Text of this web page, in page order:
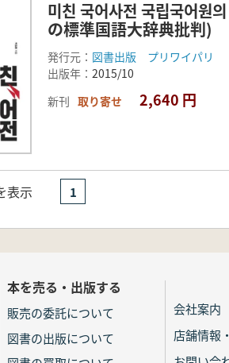
미친 국어사전 국립국어
の標準国語大辞典批判)
発行元： 図書出版 プリワイパリ
出版年： 2015/10
新刊 取り寄せ 2,640 円
表示 1
本を売る・出版する
販売の委託について
図書の出版について
会社案内
店舗情報